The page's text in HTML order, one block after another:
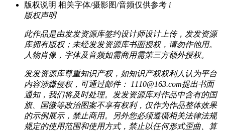
版权说明 相关字体/摄影图/音频仅供参考 i
版权声明
此作品是由发发资源库签约设计师设计上传，发发资源
库拥有版权；未经发发资源库书面授权，请勿作他用。
人物肖像，字体及音频如需商用需第三方额外授权。
发发资源库尊重知识产权，如知识产权权利人认为平台
内容涉嫌侵权，可通过邮件： 1110@163.com提出书面
通知，我们将及时处理。发发资源库对作品中含有的国
旗、国徽等政治图案不享有权利，仅作为作品整体效果
的示例展示，禁止商用。另外您必须遵循相关法律法规
规定的使用范围和使用方式，禁止以任何形式歪曲、算